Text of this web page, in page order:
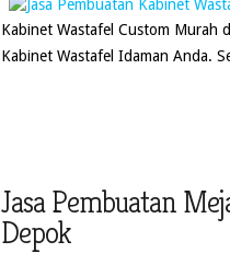
Kabinet Wastafel Custom Murah
Kabinet Wastafel Idaman Anda.
Jasa Pembuatan
Depok